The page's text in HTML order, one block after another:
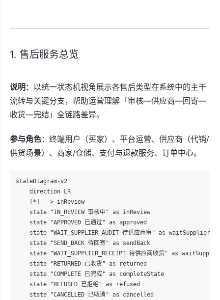
1. 售后服务总览
说明 ：以统一状态机视角展示各售后类型在系统中的主干
流转与关键分支，帮助运营理解「审核—供应商—回寄—
收货—完结」全链路差异。
参与角色：终端用户（买家）、平台运营、供应商（代销/
供货场景）、商家/仓储、支付与退款服务、订单中心。
stateDiagram-v2
    direction LR
    [*] --> inReview
    state "IN_REVIEW 审核中" as inReview
    state "APPROVED 已通过" as approved
state "WAIT_SUPPLIER_AUDIT 待供应商审" as
    state "SEND_BACK 待回寄" as sendBack
state "WAIT_SUPPLIER_RECEIPT 待供应商收货" as
    state "RETURNED 已收货" as returned
    state "COMPLETE 已完成" as completeState
    state "REFUSED 已拒绝" as refused
    state "CANCELLED 已取消" as cancelled